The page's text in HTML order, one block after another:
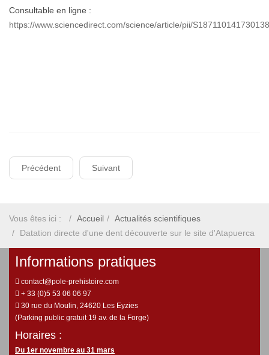
Consultable en ligne :
https://www.sciencedirect.com/science/article/pii/
Précédent Suivant
Vous êtes ici : Accueil
Actualités scientifiques
Datation directe d'une dent découverte sur le site d'Atapuerca
Informations pratiques
contact@pole-prehistoire.com
+ 33 (0)5 53 06 06 97
30 rue du Moulin, 24620 Les Eyzies
(Parking public gratuit 19 av. de la Forge)
Horaires :
Du 1er novembre au 31 mars